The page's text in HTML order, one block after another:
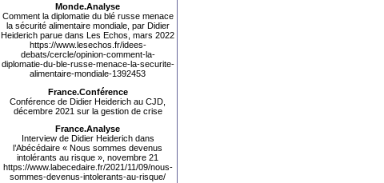
Monde.Analyse
Comment la diplomatie du blé russe menace
la sécurité alimentaire mondiale, par Didier
Heiderich parue dans Les Echos, mars 2022
https://www.lesechos.fr/idees-
debats/cercle/opinion-comment-la-
diplomatie-du-ble-russe-menace-la-securite-
alimentaire-mondiale-1392453
France.Conférence
Conférence de Didier Heiderich au CJD,
décembre 2021 sur la gestion de crise
France.Analyse
Interview de Didier Heiderich dans
l’Abécédaire « Nous sommes devenus
intolérants au risque », novembre 21
https://www.labecedaire.fr/2021/11/09/nous-
sommes-devenus-intolerants-au-risque/